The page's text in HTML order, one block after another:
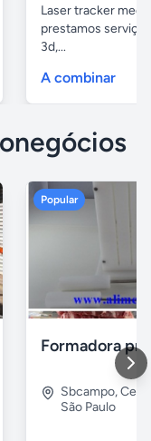
Laser tracker
prestamos
3d,...
A combinar
Popular
Sbcampo,
São Paulo